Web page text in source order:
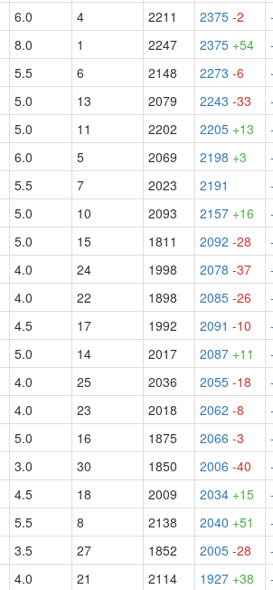
6.0 4 2211 2375 -2
8.0 1 2247 2375 +54
5.5 6 2148 2273 -6
5.0 13 2079 2243 -33
5.0 11 2202 2205 +13
6.0 5 2069 2198 +3
5.5 7 2023 2191
5.0 10 2093 2157 +16
5.0 15 1811 2092 -28
4.0 24 1998 2078 -37
4.0 22 1898 2085 -26
4.5 17 1992 2091 -10
5.0 14 2017 2087 +11
4.0 25 2036 2055 -18
4.0 23 2018 2062 -8
5.0 16 1875 2066 -3
3.0 30 1850 2006 -40
4.5 18 2009 2034 +15
5.5 8 2138 2040 +51
3.5 27 1852 2005 -28
4.0 21 2114 1927 +38